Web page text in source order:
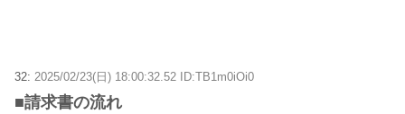
32: 2025/02/23(日) 18:00:32.52 ID:TB1m0iOi0
■請求書の流れ